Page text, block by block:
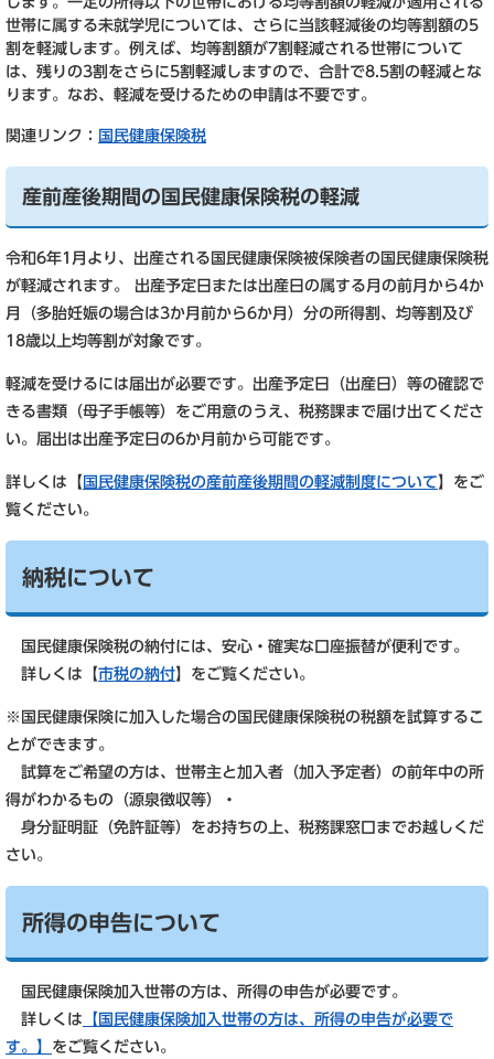
世帯に属する未就学児については、さらに当該軽減後の均等割額の5
割を軽減します。例えば、均等割額が7割軽減される世帯について
は、残りの3割をさらに5割軽減しますので、合計で8.5割の軽減とな
ります。なお、軽減を受けるための申請は不要です。
関連リンク： 国民健康保険税
産前産後期間の国民健康保険税の軽減
令和6年1月より、出産される国民健康保険被保険者の国民健康保険税
が軽減されます。 出産予定日または出産日の属する月の前月から4か
月（多胎妊娠の場合は3か月前から6か月）分の所得割、均等割及び
18歳以上均等割が対象です。
軽減を受けるには届出が必要です。出産予定日（出産日）等の確認で
きる書類（母子手帳等）をご用意のうえ、税務課まで届け出てくださ
い。届出は出産予定日の6か月前から可能です。
詳しくは【 国民健康保険税の産前産後期間の軽減制度について】をご
覧ください。
納税について
国民健康保険税の納付には、安心・確実な口座振替が便利です。
詳しくは【市税の納付】をご覧ください。
※国民健康保険に加入した場合の国民健康保険税の税額を試算するこ
とができます。
試算をご希望の方は、世帯主と加入者（加入予定者）の前年中の所
得がわかるもの（源泉徴収等）・
身分証明証（免許証等）をお持ちの上、税務課窓口までお越しくだ
さい。
所得の申告について
国民健康保険加入世帯の方は、所得の申告が必要です。
詳しくは 【国民健康保険加入世帯の方は、所得の申告が必要で
す。】 をご覧ください。